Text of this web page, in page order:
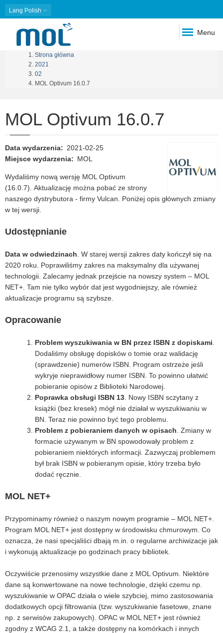
Lang Polish
Menu
Ścieżka
nawigacyjna
Strona główna
2021
02
MOL Optivum 16.0.7
MOL Optivum 16.0.7
Data wydarzenia
2021-02-25
Miejsce wydarzenia
MOL
Wydaliśmy nową wersję MOL Optivum
(16.0.7). Aktualizację można pobać ze strony
naszego dystrybutora - firmy Vulcan. Poniżej opis głównych zmiany
w tej wersji.
Udostępnianie
Data w odwiedzinach . W starej wersji zakres daty kończył się na
2020 roku. Poprawiliśmy zakres na maksymalny dla używanej
technologii. Zalecamy jednak przejście na nowszy system – MOL
NET+. Tam nie tylko wybór dat jest wygodniejszy, ale również
aktualizacje programu są szybsze.
Opracowanie
Problem wyszukiwania w BN przez ISBN z dopiskami
Dodaliśmy obsługę dopisków o tomie oraz walidację
(sprawdzenie) numerów ISBN. Program ostrzeże jeśli
wykryje nieprawidłowy numer ISBN. To powinno ułatwić
pobieranie opisów z Biblioteki Narodowej.
Poprawka obsługi ISBN 13 . Nowy ISBN sczytany z
książki (bez kresek) mógł nie działał w wyszukiwaniu w
BN. Teraz nie powinno być tego problemu.
Problem z pobieraniem danych w opisach . Zmiany w
formacie używanym w BN spowodowały problem z
pobieraniem niektórych informacji. Zazwyczaj problemem
był brak ISBN w pobieranym opisie, który trzeba było
dodać ręcznie.
MOL NET+
Przypominamy również o naszym nowym programie – MOL NET+.
Program MOL NET+ jest dostępny w środowisku chmurowym. Co
oznacza, że nasi specjaliści dbają m.in. o regularne archiwizacje jak
i wykonują aktualizacje po godzinach pracy bibliotek.
Oczywiście przenosimy wszystkie dane z MOL Optivum. Niektóre
dane są konwertowane na nowe technologie, dzięki czemu np.
wyszukiwanie w OPAC działa o wiele szybciej, mimo zastosowania
dodatkowych opcji filtrowania (tzw. wyszukiwanie fasetowe, znane
np. z serwisów zakupowych). OPAC w MOL NET+ jest również
zgodny z WCAG 2.1, a także dostępny na komórkach i innych